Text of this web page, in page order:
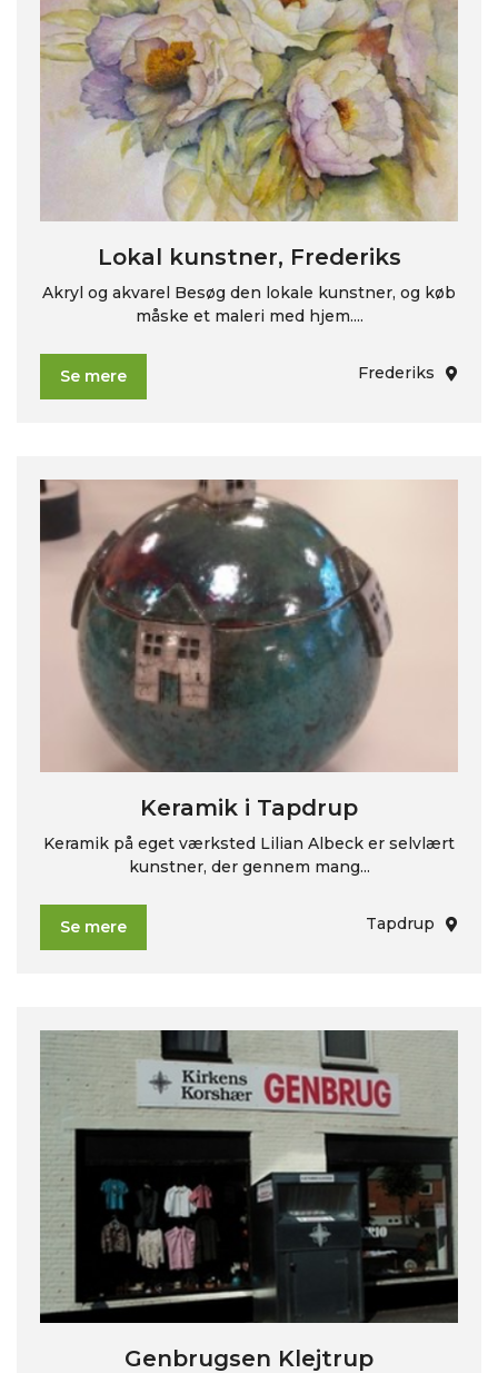
Lokal kunstner, Frederiks
Akryl og akvarel Besøg den lokale kunstner, og køb
måske et maleri med hjem....
Se mere Frederiks
Keramik i Tapdrup
Keramik på eget værksted Lilian Albeck er selvlært
kunstner, der gennem mang...
Se mere Tapdrup
Genbrugsen Klejtrup